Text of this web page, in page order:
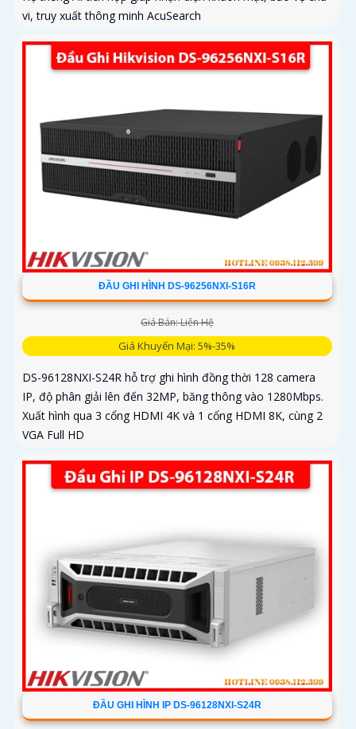
vi, truy xuất thông minh AcuSearch
ĐẦU GHI HÌNH DS-96256NXI-S16R
Giá Bán: Liên Hệ
Giá Khuyến Mại: 5%-35%
DS-96128NXI-S24R hỗ trợ ghi hình đồng thời 128 camera
IP, độ phân giải lên đến 32MP, băng thông vào 1280Mbps.
Xuất hình qua 3 cổng HDMI 4K và 1 cổng HDMI 8K, cùng 2
VGA Full HD
ĐẦU GHI HÌNH IP DS-96128NXI-S24R